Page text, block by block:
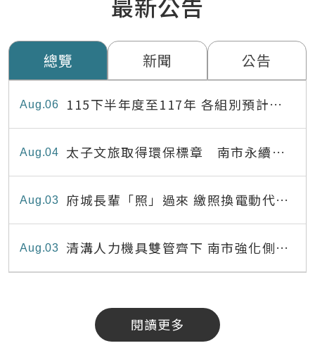
最新公告
總覽 新聞 公告
06
Aug
115下半年度至117年 各組別預計出
缺員額表
04
Aug
太子文旅取得環保標章 南市永續旅
宿達22家
03
Aug
府城長輩「照」過來 繳照換電動代步
最高補助8,000元
03
Aug
清溝人力機具雙管齊下 南市強化側溝
清疏效能
閱讀更多